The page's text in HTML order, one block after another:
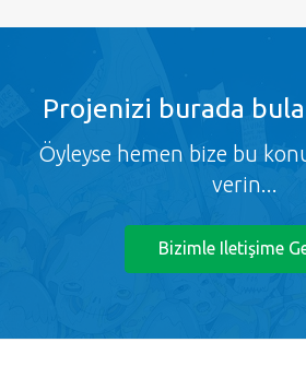
Projenizi burada
Öyleyse hemen bize bu
verin...
Bizimle Iletişime